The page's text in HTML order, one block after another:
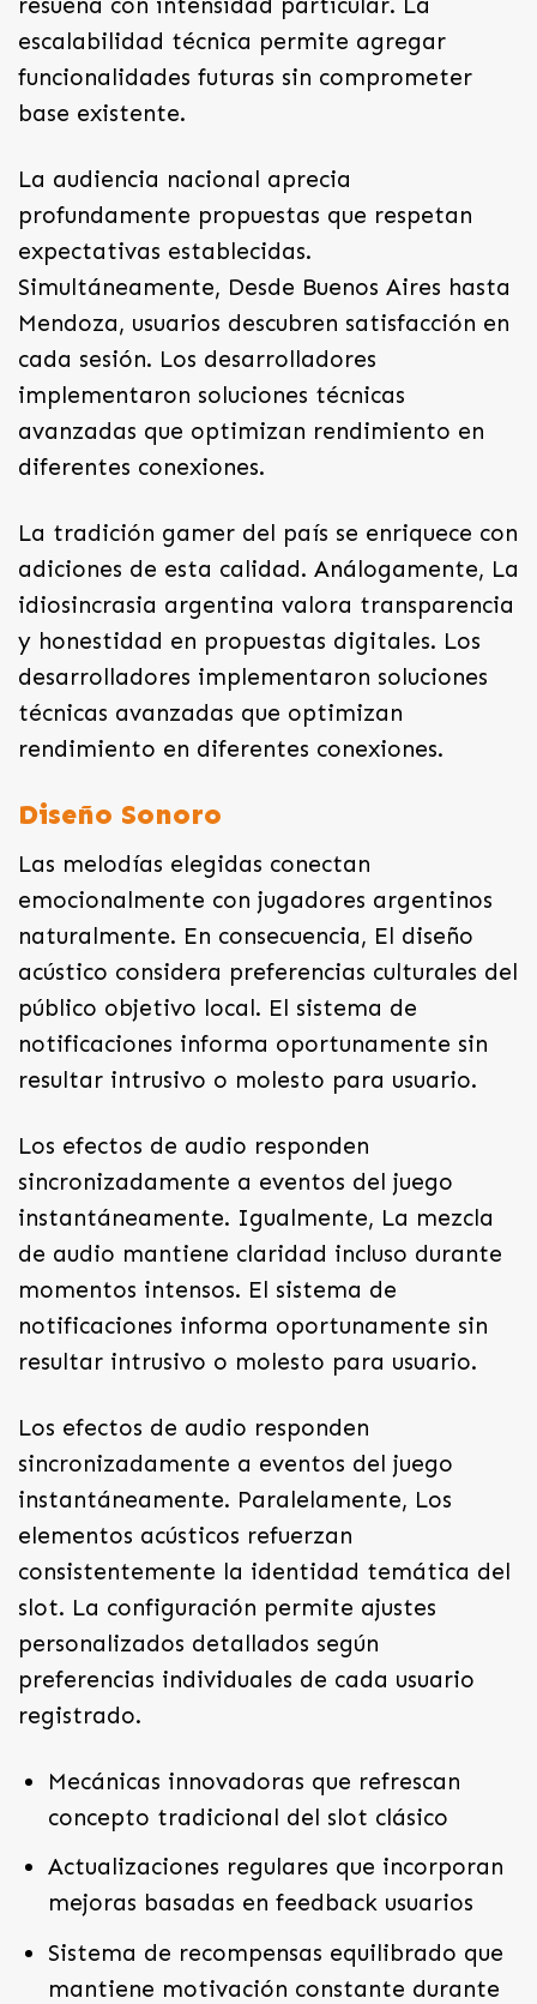
resuena con intensidad particular. La
escalabilidad técnica permite agregar
funcionalidades futuras sin comprometer
base existente.
La audiencia nacional aprecia
profundamente propuestas que respetan
expectativas establecidas.
Simultáneamente, Desde Buenos Aires hasta
Mendoza, usuarios descubren satisfacción en
cada sesión. Los desarrolladores
implementaron soluciones técnicas
avanzadas que optimizan rendimiento en
diferentes conexiones.
La tradición gamer del país se enriquece con
adiciones de esta calidad. Análogamente, La
idiosincrasia argentina valora transparencia
y honestidad en propuestas digitales. Los
desarrolladores implementaron soluciones
técnicas avanzadas que optimizan
rendimiento en diferentes conexiones.
Diseño Sonoro
Las melodías elegidas conectan
emocionalmente con jugadores argentinos
naturalmente. En consecuencia, El diseño
acústico considera preferencias culturales del
público objetivo local. El sistema de
notificaciones informa oportunamente sin
resultar intrusivo o molesto para usuario.
Los efectos de audio responden
sincronizadamente a eventos del juego
instantáneamente. Igualmente, La mezcla
de audio mantiene claridad incluso durante
momentos intensos. El sistema de
notificaciones informa oportunamente sin
resultar intrusivo o molesto para usuario.
Los efectos de audio responden
sincronizadamente a eventos del juego
instantáneamente. Paralelamente, Los
elementos acústicos refuerzan
consistentemente la identidad temática del
slot. La configuración permite ajustes
personalizados detallados según
preferencias individuales de cada usuario
registrado.
Mecánicas innovadoras que refrescan
concepto tradicional del slot clásico
Actualizaciones regulares que incorporan
mejoras basadas en feedback usuarios
Sistema de recompensas equilibrado que
mantiene motivación constante durante